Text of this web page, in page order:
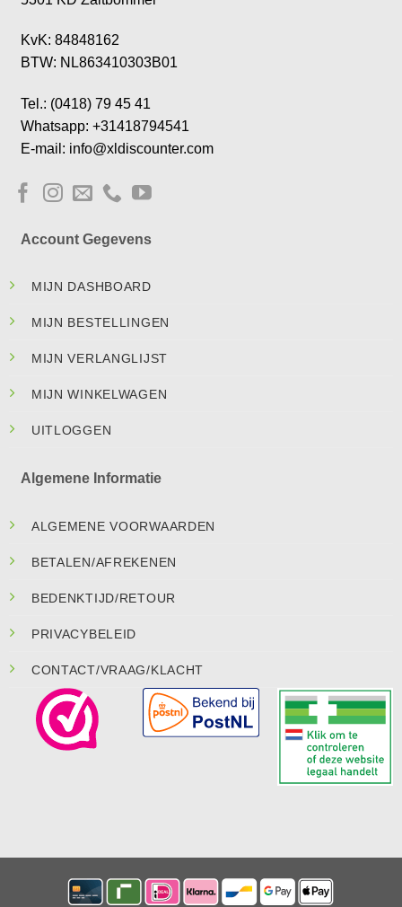
KvK: 84848162
BTW: NL863410303B01
Tel.: (0418) 79 45 41
Whatsapp: +31418794541
E-mail: info@xldiscounter.com
Account Gegevens
MIJN DASHBOARD
MIJN BESTELLINGEN
MIJN VERLANGLIJST
MIJN WINKELWAGEN
UITLOGGEN
Algemene Informatie
ALGEMENE VOORWAARDEN
BETALEN/AFREKENEN
BEDENKTIJD/RETOUR
PRIVACYBELEID
CONTACT/VRAAG/KLACHT